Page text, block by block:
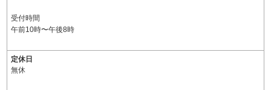
受付時間
午前10時〜午後8時
定休日
無休